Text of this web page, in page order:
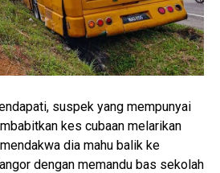
suspek yang mempunyai
kes cubaan melarikan
dia mahu balik ke
dengan memandu bas sekolah